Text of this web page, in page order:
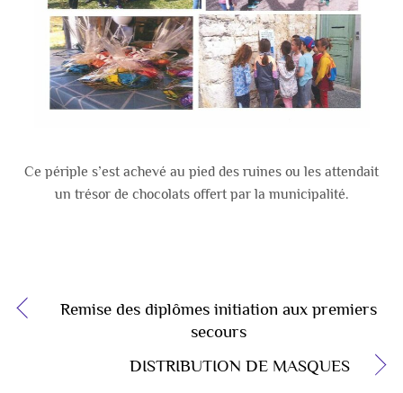
Ce périple s’est achevé au pied des ruines ou les attendait
un trésor de chocolats offert par la municipalité.
Remise des diplômes initiation aux premiers
secours
DISTRIBUTION DE MASQUES